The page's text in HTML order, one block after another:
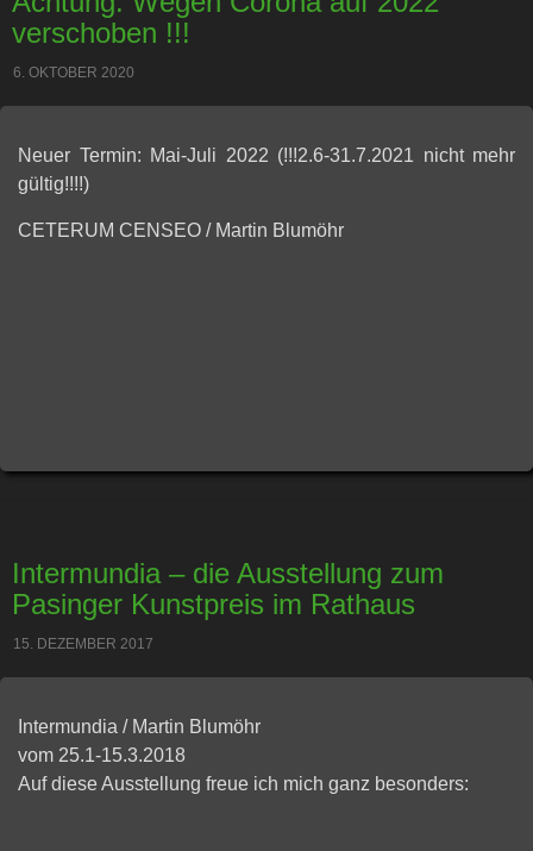
verschoben !!!
6. OKTOBER 2020
Neuer Termin: Mai-Juli 2022 (!!!2.6-31.7.2021 nicht mehr
gültig!!!!)
CETERUM CENSEO / Martin Blumöhr
Intermundia – die Ausstellung zum
Pasinger Kunstpreis im Rathaus
15. DEZEMBER 2017
Intermundia / Martin Blumöhr
vom 25.1-15.3.2018
Auf diese Ausstellung freue ich mich ganz besonders: